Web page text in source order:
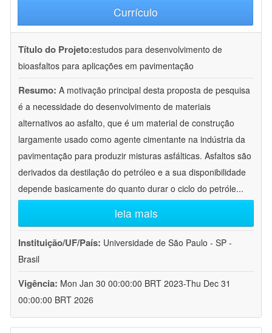
Currículo
Título do Projeto:estudos para desenvolvimento de
bioasfaltos para aplicações em pavimentação
Resumo: A motivação principal desta proposta de pesquisa
é a necessidade do desenvolvimento de materiais
alternativos ao asfalto, que é um material de construção
largamente usado como agente cimentante na indústria da
pavimentação para produzir misturas asfálticas. Asfaltos são
derivados da destilação do petróleo e a sua disponibilidade
depende basicamente do quanto durar o ciclo do petróle...
leia mais
Instituição/UF/País: Universidade de São Paulo - SP -
Brasil
Vigência: Mon Jan 30 00:00:00 BRT 2023-Thu Dec 31
00:00:00 BRT 2026